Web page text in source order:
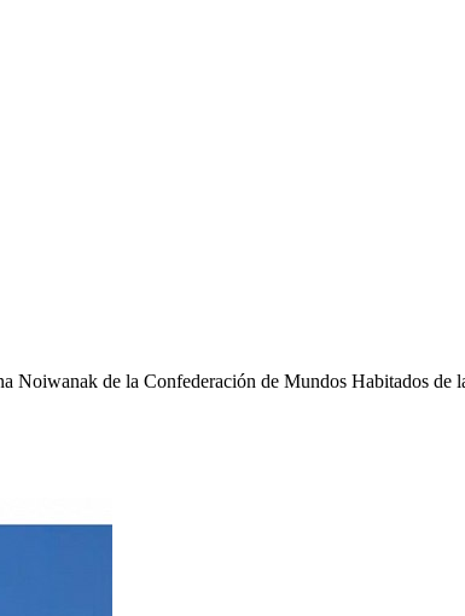
Noiwanak de la Confederación de Mundos Habitados de